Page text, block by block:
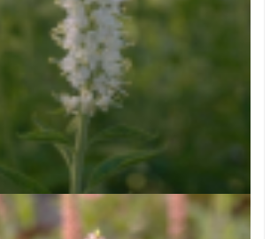
Aar-ereprijs
Veronica spicata 'Alba'